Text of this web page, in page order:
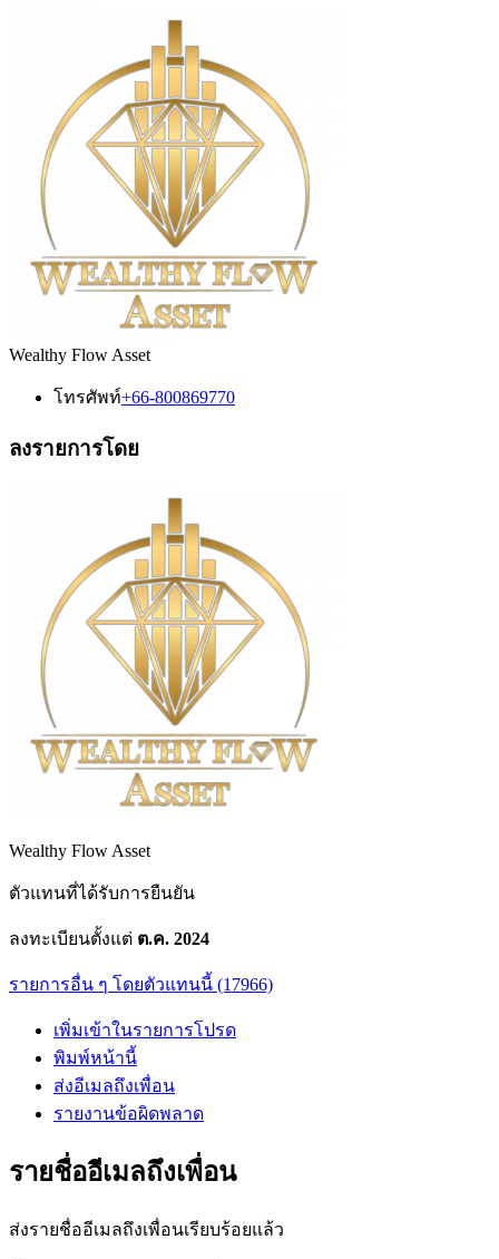
Wealthy Flow Asset
โทรศัพท์+66-800869770
ลงรายการโดย
Wealthy Flow Asset
ตัวแทนที่ได้รับการยืนยัน
ลงทะเบียนตั้งแต่ ต.ค. 2024
รายการอื่น ๆ โดยตัวแทนนี้ (17966)
เพิ่มเข้าในรายการโปรด
พิมพ์หน้านี้
ส่งอีเมลถึงเพื่อน
รายงานข้อผิดพลาด
รายชื่ออีเมลถึงเพื่อน
ส่งรายชื่ออีเมลถึงเพื่อนเรียบร้อยแล้ว